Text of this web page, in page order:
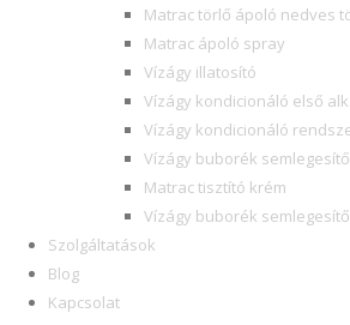
Matrac törlő ápoló nedves
Matrac ápoló spray
Vízágy illatosító
Vízágy kondicionáló első
Vízágy kondicionáló
Vízágy buborék semlegesítő
Matrac tisztító krém
Vízágy buborék
Szolgáltatások
Blog
Kapcsolat